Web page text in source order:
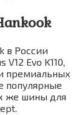
в России
Evo K110,
премиальных
популярные
же шины для